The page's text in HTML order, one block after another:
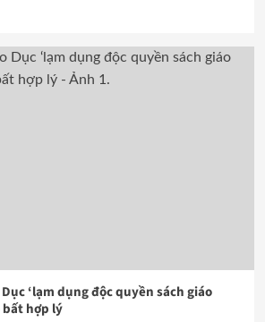
‘lạm dụng độc quyền sách giáo
bất hợp lý